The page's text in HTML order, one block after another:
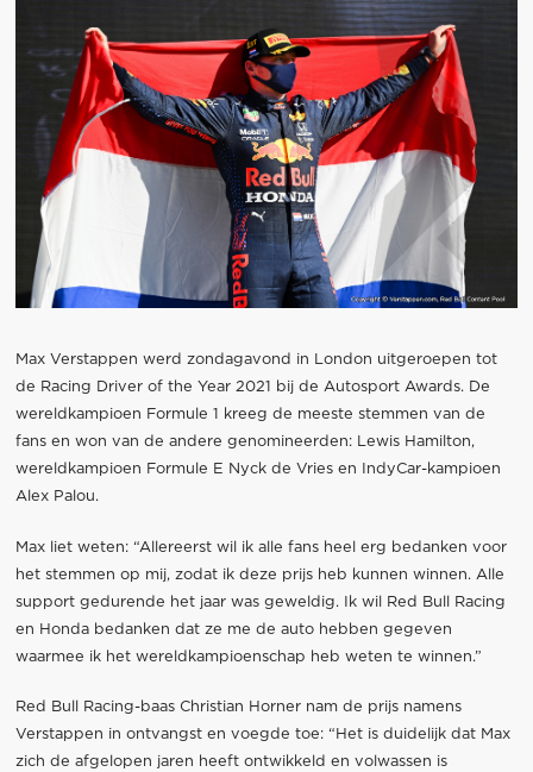
Max Verstappen werd zondagavond in London uitgeroepen tot
de Racing Driver of the Year 2021 bij de Autosport Awards. De
wereldkampioen Formule 1 kreeg de meeste stemmen van de
fans en won van de andere genomineerden: Lewis Hamilton,
wereldkampioen Formule E Nyck de Vries en IndyCar-kampioen
Alex Palou.
Max liet weten: “Allereerst wil ik alle fans heel erg bedanken voor
het stemmen op mij, zodat ik deze prijs heb kunnen winnen. Alle
support gedurende het jaar was geweldig. Ik wil Red Bull Racing
en Honda bedanken dat ze me de auto hebben gegeven
waarmee ik het wereldkampioenschap heb weten te winnen.”
Red Bull Racing-baas Christian Horner nam de prijs namens
Verstappen in ontvangst en voegde toe: “Het is duidelijk dat Max
zich de afgelopen jaren heeft ontwikkeld en volwassen is